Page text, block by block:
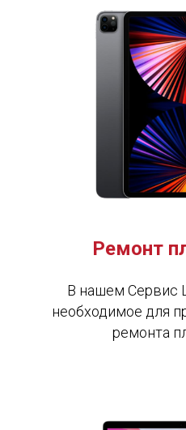
Ремонт
В нашем Сервис
необходимое для
ремонта